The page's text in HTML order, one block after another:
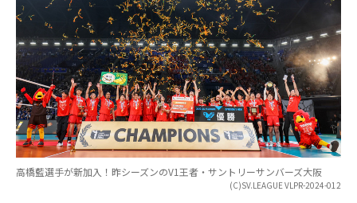
高橋藍選手が新加入！昨シーズンのV1王者・サントリーサンバーズ大阪
(C)SV.LEAGUE VLPR-2024-012